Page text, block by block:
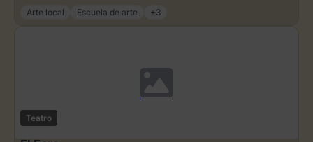
Arte local Escuela de arte +3
Teatro